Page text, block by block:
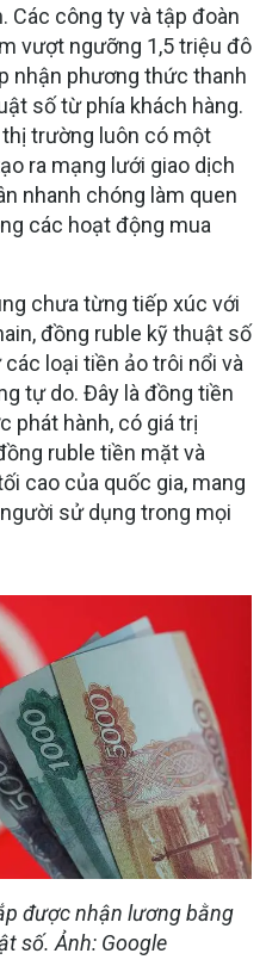
Các công ty và tập đoàn
vượt ngưỡng 1,5 triệu đô
nhận phương thức thanh
số từ phía khách hàng.
trường luôn có một
ra mạng lưới giao dịch
nhanh chóng làm quen
các hoạt động mua
chưa từng tiếp xúc với
đồng ruble kỹ thuật số
loại tiền ảo trôi nổi và
tự do. Đây là đồng tiền
phát hành, có giá trị
ruble tiền mặt và
cao của quốc gia, mang
sử dụng trong mọi
được nhận lương bằng
số. Ảnh: Google